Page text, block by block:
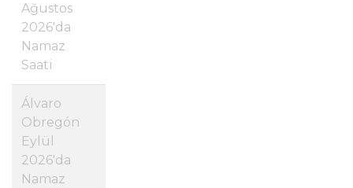
Ağustos
2026'da
Namaz
Saati
Álvaro
Obregón
Eylül
2026'da
Namaz